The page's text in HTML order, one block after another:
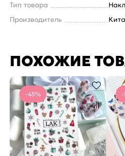
Тип товара
Производитель
ПОХОЖИЕ
-45% -